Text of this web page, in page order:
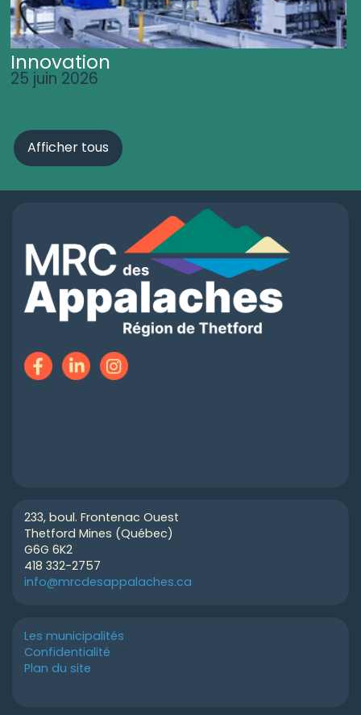
Innovation
25 juin 2026
Afficher tous
233, boul. Frontenac Ouest
Thetford Mines (Québec)
G6G 6K2
418 332-2757
info@mrcdesappalaches.ca
Les municipalités
Confidentialité
Plan du site